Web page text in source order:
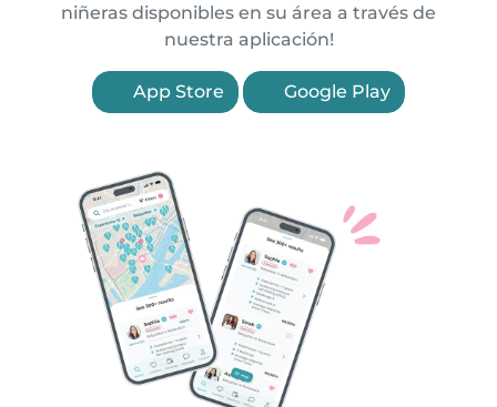
niñeras disponibles en su área a través de
nuestra aplicación!
App Store Google Play